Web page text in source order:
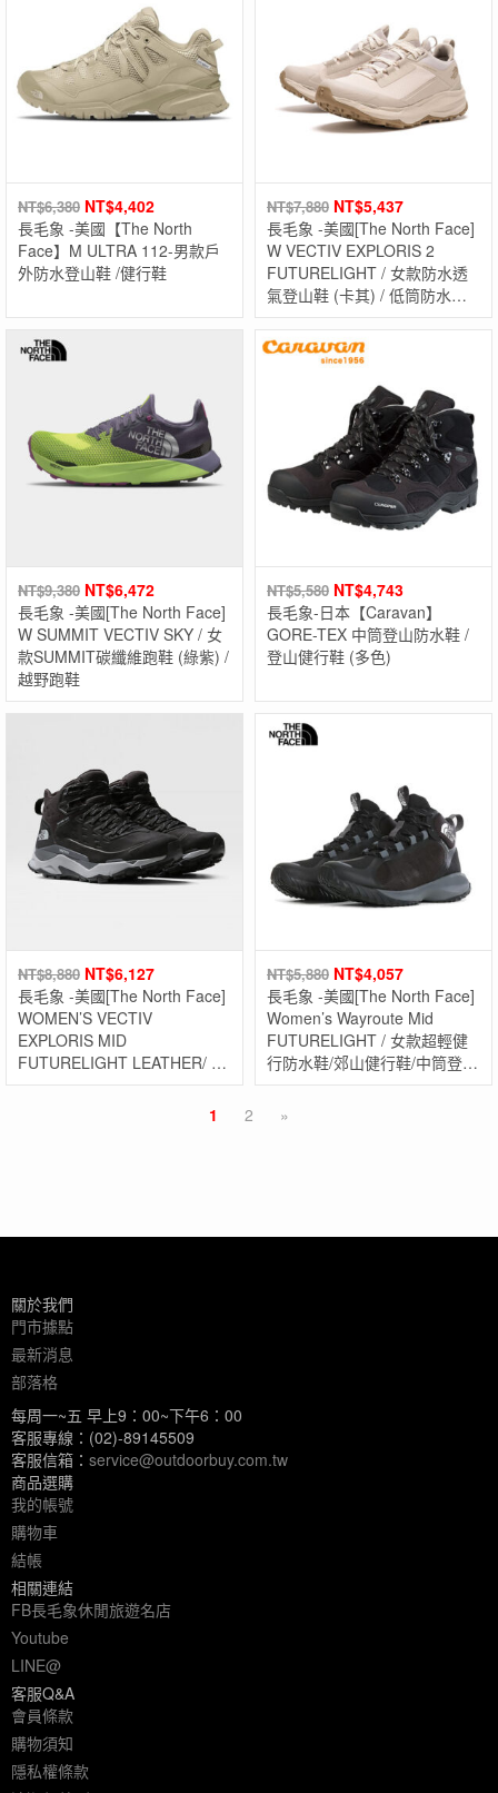
NT$6,380 NT$4,402
長毛象 -美國【The North
Face】M ULTRA 112-男款戶
外防水登山鞋 /健行鞋
NT$7,880 NT$5,437
長毛象 -美國[The North Face]
W VECTIV EXPLORIS 2
FUTURELIGHT / 女款防水透
氣登山鞋 (卡其) / 低筒防水登
山鞋 / 戶外登山運動鞋 / 防水運
動鞋
NT$9,380 NT$6,472
長毛象 -美國[The North Face]
W SUMMIT VECTIV SKY / 女
款SUMMIT碳纖維跑鞋 (綠紫) /
越野跑鞋
NT$5,580 NT$4,743
長毛象-日本【Caravan】
GORE-TEX 中筒登山防水鞋 /
登山健行鞋 (多色)
NT$8,880 NT$6,127
長毛象 -美國[The North Face]
WOMEN’S VECTIV
EXPLORIS MID
FUTURELIGHT LEATHER/ 女
款登山中筒防水鞋 /戶外登山運
NT$5,880 NT$4,057
長毛象 -美國[The North Face]
Women’s Wayroute Mid
FUTURELIGHT / 女款超輕健
行防水鞋/郊山健行鞋/中筒登山
健行鞋/防水/透氣/耐磨/制震
1
2 »
關於我們
門市據點
最新消息
部落格
每周一~五 早上9：00~下午6：00
客服專線：(02)-89145509
客服信箱： service@outdoorbuy.com.tw
商品選購
我的帳號
購物車
結帳
相關連結
FB長毛象休閒旅遊名店
Youtube
LINE@
客服Q&A
會員條款
購物須知
隱私權條款